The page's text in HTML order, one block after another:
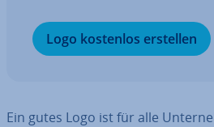
Logo kostenlos erstellen
Ein gutes Logo ist für alle